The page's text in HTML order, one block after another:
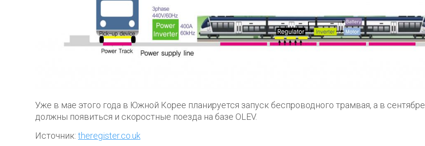
Уже в мае этого года в Южной Корее планируется запуск беспроводного трамвая, а в сентябре
должны появиться и скоростные поезда на базе OLEV.
Источник: theregister.co.uk